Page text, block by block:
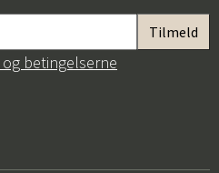
betingelserne